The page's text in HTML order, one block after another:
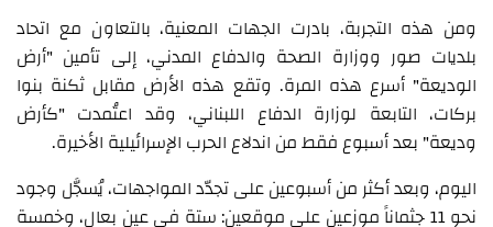
ومن هذه التجربة، بادرت الجهات المعنية، بالتعاون مع اتحاد
بلديات صور ووزارة الصحة والدفاع المدني، إلى تأمين "أرض
الوديعة" أسرع هذه المرة. وتقع هذه الأرض مقابل ثكنة بنوا
بركات، التابعة لوزارة الدفاع اللبناني، وقد اعتُمدت "كأرض
وديعة" بعد أسبوع فقط من اندلاع الحرب الإسرائيلية الأخيرة.
اليوم، وبعد أكثر من أسبوعين على تجدّد المواجهات، يُسجَّل وجود
نحو 11 جثماناً موزعين على موقعين: ستة في عين بعال، وخمسة